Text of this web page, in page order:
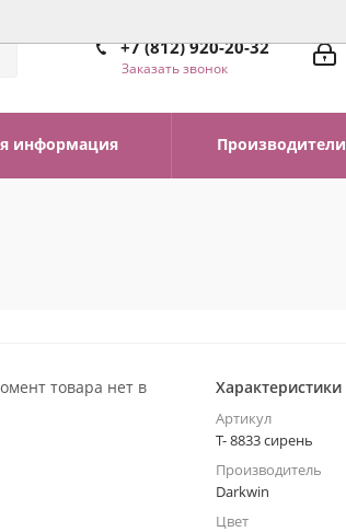
+7 (812) 920-20-32
Заказать звонок
информация Производители
товара нет в
Характеристики
Артикул
Т- 8833 сирень
Производитель
Darkwin
Цвет